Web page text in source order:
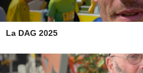
La DAG 2025